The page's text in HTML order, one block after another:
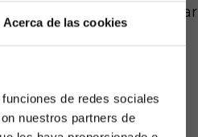
Acerca de las cookies
de redes sociales
nuestros partners de
acceso a Europa, y soñar